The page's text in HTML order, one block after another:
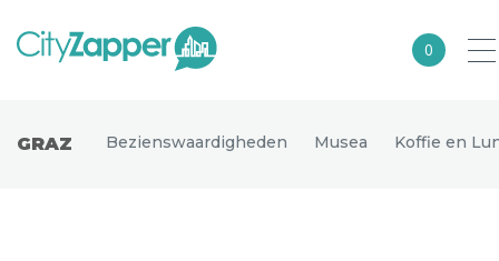
0
GRAZ Bezienswaardigheden Musea Koffie en